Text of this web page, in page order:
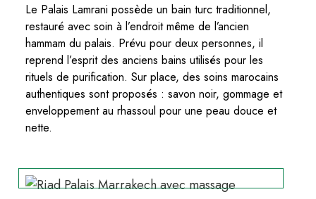
Le Palais Lamrani possède un bain turc traditionnel,
restauré avec soin à l’endroit même de l’ancien
hammam du palais. Prévu pour deux personnes, il
reprend l’esprit des anciens bains utilisés pour les
rituels de purification. Sur place, des soins marocains
authentiques sont proposés : savon noir, gommage et
enveloppement au rhassoul pour une peau douce et
nette.